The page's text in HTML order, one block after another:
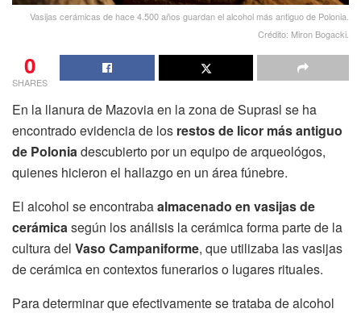
Vasijas cerámicas de hace 4.500 años guardan el alcohol más antiguo de Polonia.
Crédito: Miron Bogacki.
0
SHARES
En la llanura de Mazovia en la zona de Suprasl se ha
encontrado evidencia de los restos de licor más antiguo
de Poloniadescubierto por un equipo de arqueológos,
quienes hicieron el hallazgo en un área fúnebre.
El alcohol se encontrabaalmacenado en vasijas de
cerámicasegún los análisis la cerámica forma parte de la
cultura del Vaso Campaniforme, que utilizaba las vasijas
de cerámica en contextos funerarios o lugares rituales.
Para determinar que efectivamente se trataba de alcohol